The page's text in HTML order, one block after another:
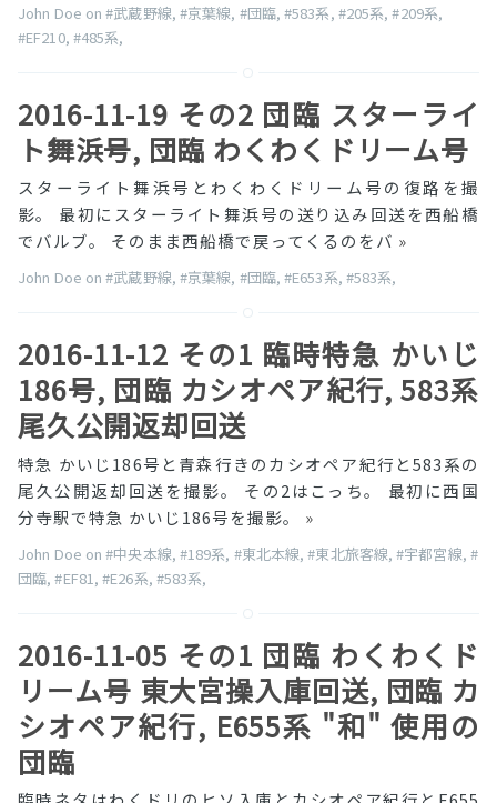
John Doe on#武蔵野線, #京葉線, #団臨,#583系, #205系,#209系,
#EF210, #485系,
2016-11-19 その2 団臨 スターライ
ト舞浜号, 団臨 わくわくドリーム号
スターライト舞浜号とわくわくドリーム号の復路を撮
影。 最初にスターライト舞浜号の送り込み回送を西船橋
でバルブ。 そのまま西船橋で戻ってくるのをバ »
John Doe on#武蔵野線, #京葉線, #団臨,#E653系, #583系,
2016-11-12 その1 臨時特急 かいじ
186号, 団臨 カシオペア紀行, 583系
尾久公開返却回送
特急 かいじ186号と青森行きのカシオペア紀行と583系の
尾久公開返却回送を撮影。 その2はこっち。 最初に西国
分寺駅で特急 かいじ186号を撮影。 »
John Doe on#中央本線, #189系, #東北本線,#東北旅客線,#宇都宮線, #
団臨,#EF81 ,#E26系, #583系,
2016-11-05 その1 団臨 わくわくド
リーム号 東大宮操入庫回送, 団臨 カ
シオペア紀行, E655系 "和" 使用の
団臨